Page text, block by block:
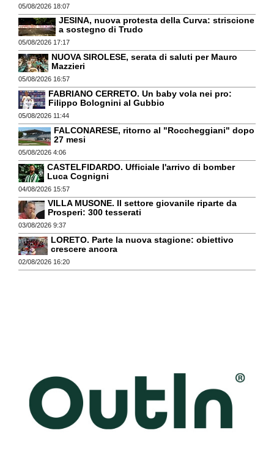
05/08/2026 18:07
JESINA, nuova protesta della Curva: striscione
a sostegno di Trudo
05/08/2026 17:17
NUOVA SIROLESE, serata di saluti per Mauro
Mazzieri
05/08/2026 16:57
FABRIANO CERRETO. Un baby vola nei pro:
Filippo Bolognini al Gubbio
05/08/2026 11:44
FALCONARESE, ritorno al "Roccheggiani" dopo
27 mesi
05/08/2026 4:06
CASTELFIDARDO. Ufficiale l'arrivo di bomber
Luca Cognigni
04/08/2026 15:57
VILLA MUSONE. Il settore giovanile riparte da
Prosperi: 300 tesserati
03/08/2026 9:37
LORETO. Parte la nuova stagione: obiettivo
crescere ancora
02/08/2026 16:20